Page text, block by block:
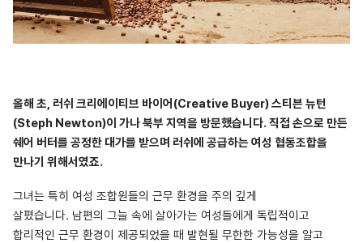
올해 초, 러쉬 크리에이티브 바이어(Creative Buyer) 스티븐 뉴턴
(Steph Newton)이 가나 북부 지역을 방문했습니다. 직접 손으로 만든
쉐어 버터를 공정한 대가를 받으며 러쉬에 공급하는 여성 협동조합을
만나기 위해서였죠.
그녀는 특히 여성 조합원들의 근무 환경을 주의 깊게
살폈습니다. 남편의 그늘 속에 살아가는 여성들에게 독립적이고
합리적인 근무 환경이 제공되었을 때 발현될 무한한 가능성을 알고